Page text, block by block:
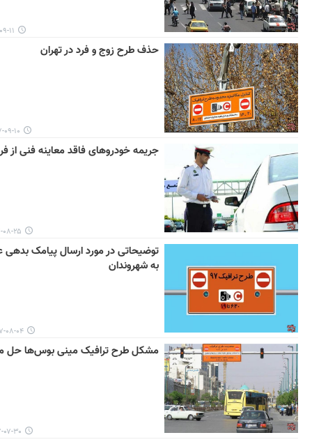
۱۳۹۷-
حذف طرح زوج و فرد در تهران
۱۳۹۷-
جریمه خودروهای فاقد معاینه فنی از
۱۳۹۷-
توضیحاتی در مورد ارسال پیامک
به شهروندان
۱۳۹۷-۰۸-
مشکل طرح ترافیک مینی بوس‌ها حل
۱۳۹۷-۰۷-